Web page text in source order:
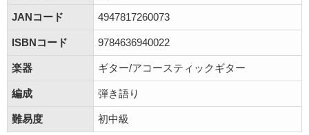
JANコード 4947817260073
ISBNコード 9784636940022
楽器 ギター/アコースティックギター
編成 弾き語り
難易度 初中級